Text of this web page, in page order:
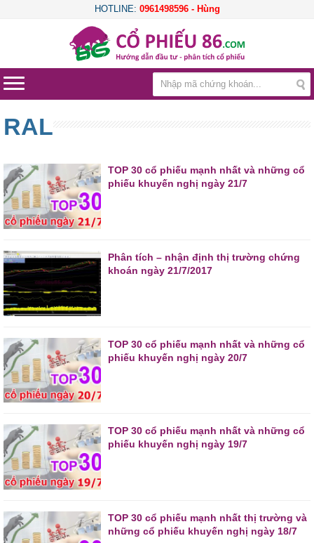
HOTLINE: 0961498596 - Hùng
RAL
TOP 30 cổ phiếu mạnh nhất và những cổ
phiếu khuyến nghị ngày 21/7
Phân tích – nhận định thị trường chứng
khoán ngày 21/7/2017
TOP 30 cổ phiếu mạnh nhất và những cổ
phiếu khuyến nghị ngày 20/7
TOP 30 cổ phiếu mạnh nhất và những cổ
phiếu khuyến nghị ngày 19/7
TOP 30 cổ phiếu mạnh nhất thị trường và
những cổ phiếu khuyến nghị ngày 18/7